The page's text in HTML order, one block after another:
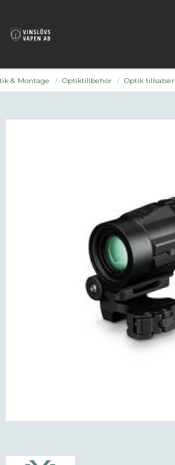
& Montage Optiktillbehör Optik tillsatser